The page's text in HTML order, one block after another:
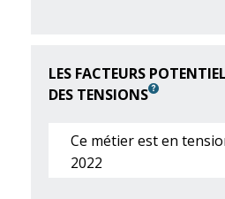
LES FACTEURS
DES TENSIONS
Ce métier est en
2022